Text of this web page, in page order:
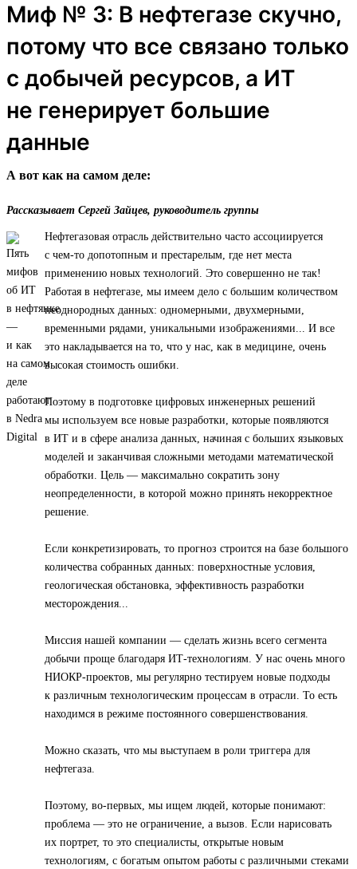
Миф № 3: В нефтегазе скучно,
потому что все связано только
с добычей ресурсов, а ИТ
не генерирует большие
данные
А вот как на самом деле:
Рассказывает Сергей Зайцев, руководитель группы
Нефтегазовая отрасль действительно часто ассоциируется
с чем-то допотопным и престарелым, где нет места
применению новых технологий. Это совершенно не так!
Работая в нефтегазе, мы имеем дело с большим количеством
неоднородных данных: одномерными, двухмерными,
временными рядами, уникальными изображениями... И все
это накладывается на то, что у нас, как в медицине, очень
высокая стоимость ошибки.
Поэтому в подготовке цифровых инженерных решений
мы используем все новые разработки, которые появляются
в ИТ и в сфере анализа данных, начиная с больших языковых
моделей и заканчивая сложными методами математической
обработки. Цель — максимально сократить зону
неопределенности, в которой можно принять некорректное
решение.
Если конкретизировать, то прогноз строится на базе большого
количества собранных данных: поверхностные условия,
геологическая обстановка, эффективность разработки
месторождения...
Миссия нашей компании — сделать жизнь всего сегмента
добычи проще благодаря ИТ-технологиям. У нас очень много
НИОКР-проектов, мы регулярно тестируем новые подходы
к различным технологическим процессам в отрасли. То есть
находимся в режиме постоянного совершенствования.
Можно сказать, что мы выступаем в роли триггера для
нефтегаза.
Поэтому, во-первых, мы ищем людей, которые понимают:
проблема — это не ограничение, а вызов. Если нарисовать
их портрет, то это специалисты, открытые новым
технологиям, с богатым опытом работы с различными стеками